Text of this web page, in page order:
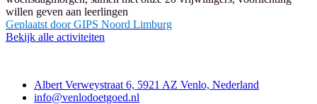
willen geven aan leerlingen
Geplaatst door GIPS Noord Limburg
Bekijk alle activiteiten
Albert Verweystraat 6, 5921 AZ Venlo, Nederland
info@venlodoetgoed.nl